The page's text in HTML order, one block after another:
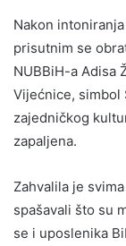
Nakon
prisutnim se
NUBBiH-a Adisa
Vijećnice, simbol
zajedničkog
zapaljena.
Zahvalila je
spašavali što su
se i uposlenika